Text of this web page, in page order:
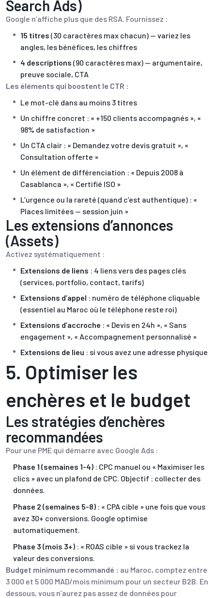
Search Ads)
Google n’affiche plus que des RSA. Fournissez :
15 titres (30 caractères max chacun) — variez les
angles, les bénéfices, les chiffres
4 descriptions (90 caractères max) — argumentaire,
preuve sociale, CTA
Les éléments qui boostent le CTR :
Le mot-clé dans au moins 3 titres
Un chiffre concret : « +150 clients accompagnés », «
98% de satisfaction »
Un CTA clair : « Demandez votre devis gratuit », «
Consultation offerte »
Un élément de différenciation : « Depuis 2008 à
Casablanca », « Certifié ISO »
L’urgence ou la rareté (quand c’est authentique) : «
Places limitées — session juin »
Les extensions d’annonces
(Assets)
Activez systématiquement :
Extensions de liens : 4 liens vers des pages clés
(services, portfolio, contact, tarifs)
Extensions d’appel : numéro de téléphone cliquable
(essentiel au Maroc où le téléphone reste roi)
Extensions d’accroche : « Devis en 24h », « Sans
engagement », « Accompagnement personnalisé »
Extensions de lieu : si vous avez une adresse physique
5. Optimiser les
enchères et le budget
Les stratégies d’enchères
recommandées
Pour une PME qui démarre avec Google Ads :
Phase 1 (semaines 1-4) : CPC manuel ou « Maximiser les
clics » avec un plafond de CPC. Objectif : collecter des
données.
Phase 2 (semaines 5-8) : « CPA cible » une fois que vous
avez 30+ conversions. Google optimise
automatiquement.
Phase 3 (mois 3+) : « ROAS cible » si vous trackez la
valeur des conversions.
Budget minimum recommandé : au Maroc, comptez entre
3 000 et 5 000 MAD/mois minimum pour un secteur B2B. En
dessous, vous n’aurez pas assez de données pour